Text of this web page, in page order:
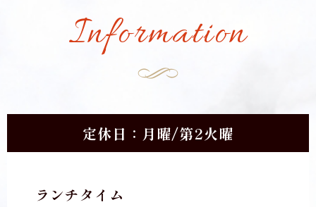
Information
定休日：月曜/第2火曜
ランチタイム